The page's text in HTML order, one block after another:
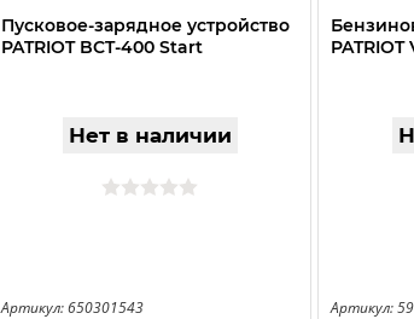
Пусковое-зарядное устройство
PATRIOT BCT-400 Start
Нет в наличии
Артикул: 650301543
PATRIOT
Артикул: